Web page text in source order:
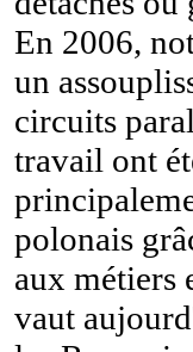
En 2006,
un
circuits
travail ont
polonais
aux métiers
vaut